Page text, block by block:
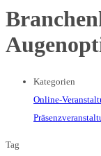
Kategorien
Online-
Tag